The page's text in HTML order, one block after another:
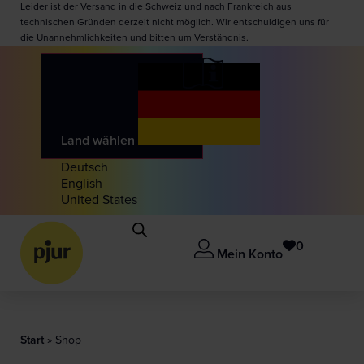
Leider ist der Versand in die Schweiz und nach Frankreich aus
technischen Gründen derzeit nicht möglich. Wir entschuldigen uns für
die Unannehmlichkeiten und bitten um Verständnis.
Land wählen
Deutsch
English
United States
Mein Konto
0
Start » Shop